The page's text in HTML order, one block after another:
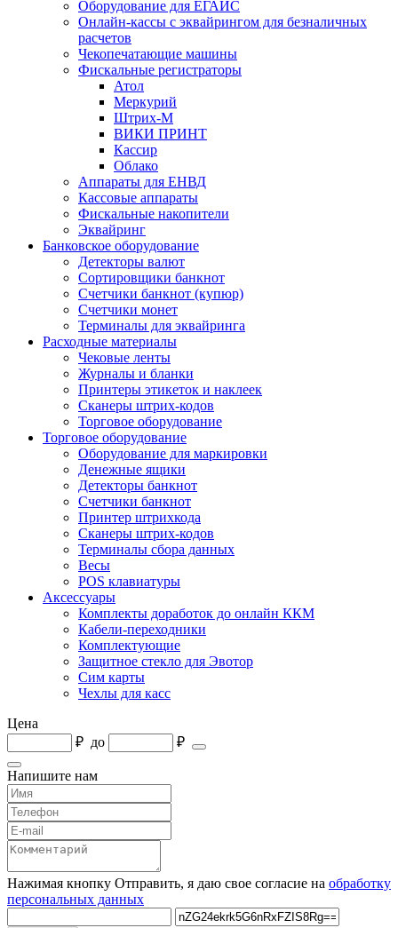
Оборудование для ЕГАИС
Онлайн-кассы с эквайрингом для безналичных
расчетов
Чекопечатающие машины
Фискальные регистраторы
Атол
Меркурий
Штрих-М
ВИКИ ПРИНТ
Кассир
Облако
Аппараты для ЕНВД
Кассовые аппараты
Фискальные накопители
Эквайринг
Банковское оборудование
Детекторы валют
Сортировщики банкнот
Счетчики банкнот (купюр)
Счетчики монет
Терминалы для эквайринга
Расходные материалы
Чековые ленты
Журналы и бланки
Принтеры этикеток и наклеек
Сканеры штрих-кодов
Торговое оборудование
Торговое оборудование
Оборудование для маркировки
Денежные ящики
Детекторы банкнот
Счетчики банкнот
Принтер штрихкода
Сканеры штрих-кодов
Терминалы сбора данных
Весы
POS клавиатуры
Аксессуары
Комплекты доработок до онлайн ККМ
Кабели-переходники
Комплектующие
Защитное стекло для Эвотор
Сим карты
Чехлы для касс
Цена
₽ до ₽
Напишите нам
Нажимая кнопку Отправить, я даю свое согласие на обработку
персональных данных